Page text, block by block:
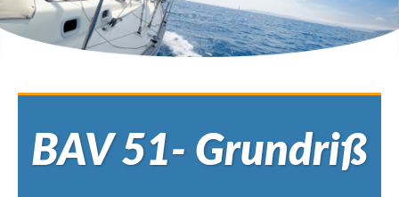
BAV 51- Grundriß